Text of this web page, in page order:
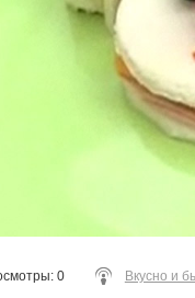
: 0 Вкусно и